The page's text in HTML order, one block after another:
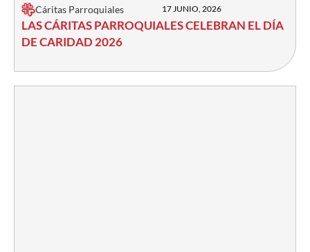
Cáritas Parroquiales 17 JUNIO, 2026
LAS CÁRITAS PARROQUIALES CELEBRAN EL DÍA
DE CARIDAD 2026